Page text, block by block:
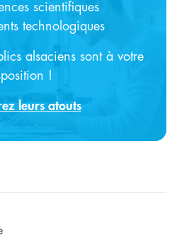
scientifiques
technologiques
alsaciens sont à votre
!
leurs atouts